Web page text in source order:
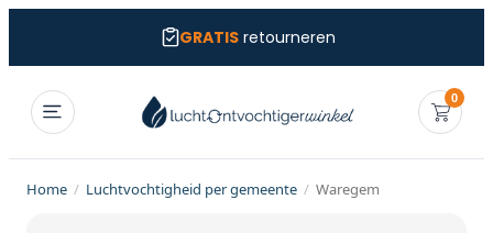
GRATISretourneren
0
Home / Luchtvochtigheid per gemeente / Waregem